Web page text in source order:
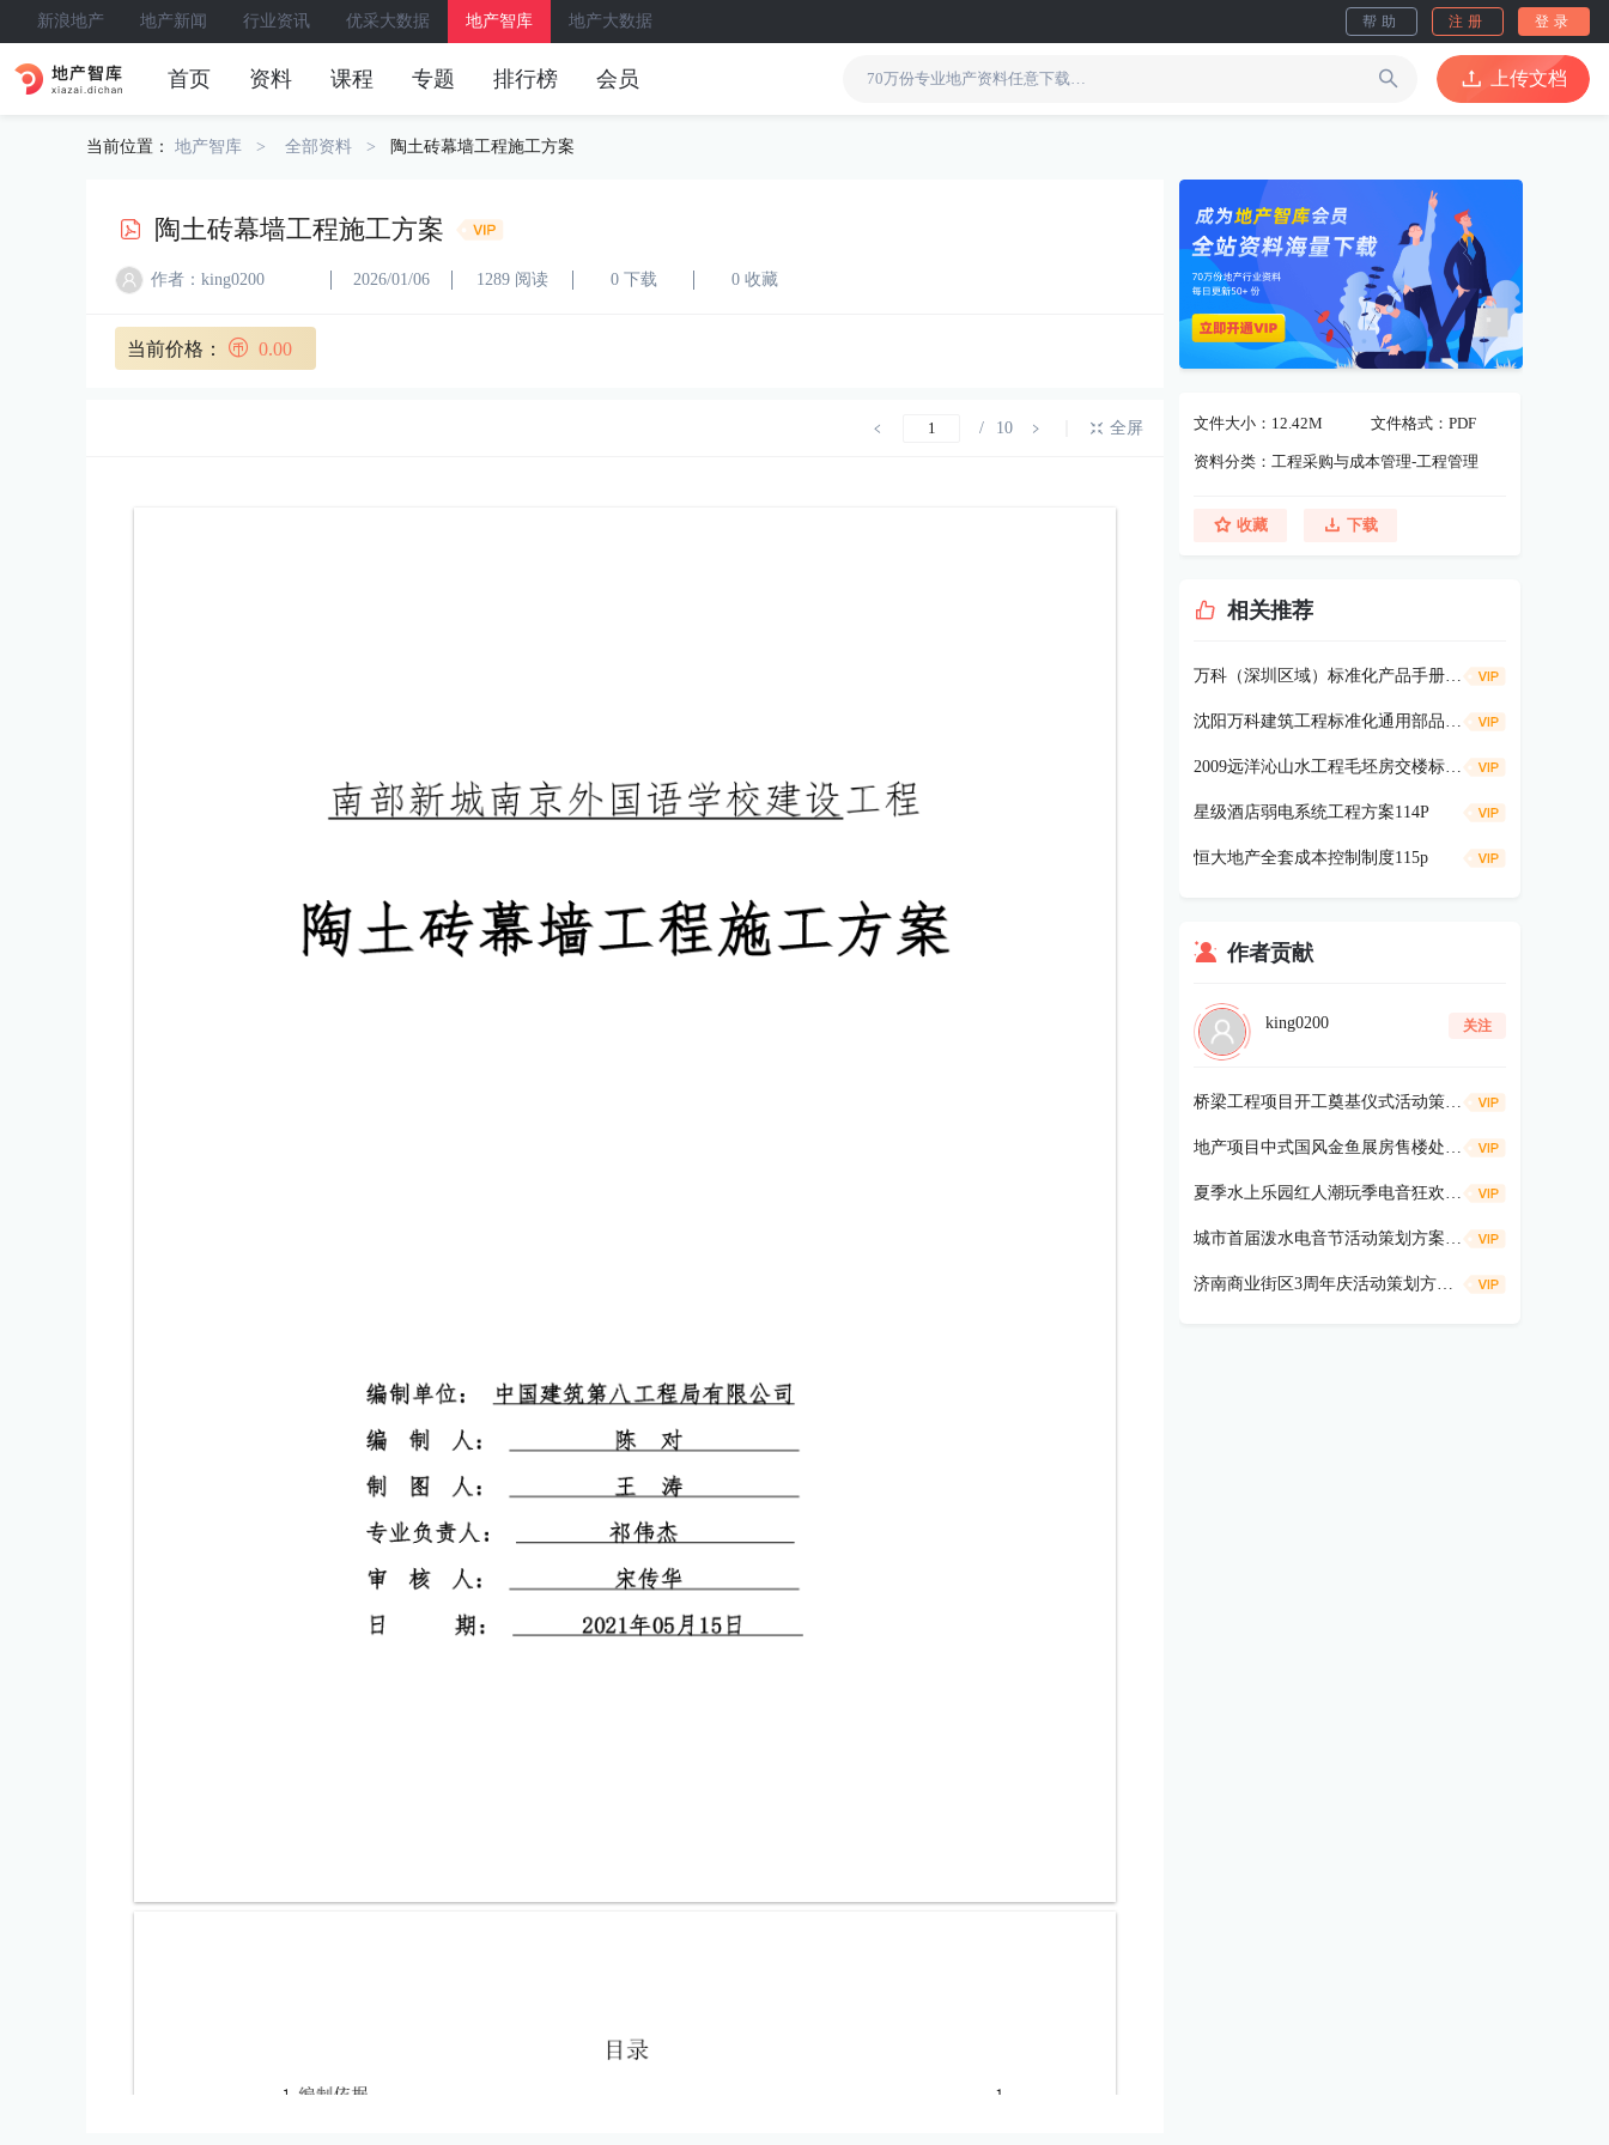
新浪地产 地产新闻 行业资讯 优采大数据 地产智库 地产大数据 帮助 注册 登录
首页 资料 课程 专题 排行榜 会员 上传文档
当前位置： 地产智库 全部资料 陶土砖幕墙工程施工方案
陶土砖幕墙工程施工方案
作者：king0200 2026/01/06 1289 阅读 0 下载 0 收藏
当前价格： 0.00
/ 10 全屏 文件大小：12.42M 文件格式：PDF
资料分类：工程采购与成本管理-工程管理
收藏 下载
相关推荐
万科（深圳区域）标准化产品手册-景观篇127P
沈阳万科建筑工程标准化通用部品库（第一版）
2009远洋沁山水工程毛坯房交楼标准47p
星级酒店弱电系统工程方案114P
恒大地产全套成本控制制度115p
作者贡献
king0200 关注
桥梁工程项目开工奠基仪式活动策划方案
地产项目中式国风金鱼展房售楼处示范区开放活动策划方案（遇鉴国风雅境时主题）
夏季水上乐园红人潮玩季电音狂欢活动策划方案
城市首届泼水电音节活动策划方案（盛夏狂欢 电音造浪主题）
济南商业街区3周年庆活动策划方案（共富热爱 不燃不3主题）